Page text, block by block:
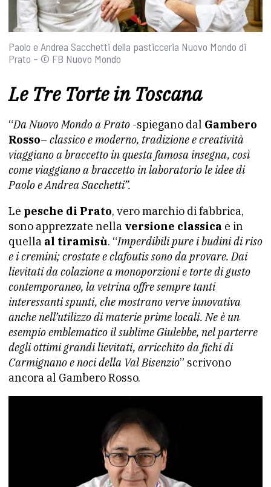
Paolo e Andrea Sacchetti della pasticceria Nuovo Mondo di
Prato – © FB Nuovo Mondo
Le Tre Torte in Toscana
“Da Nuovo Mondo a Prato -spiegano dal Gambero
Rosso– classico e moderno, tradizione e creatività
viaggiano a braccetto in questa famosa insegna, così
come viaggiano a braccetto in laboratorio le idee di
Paolo e Andrea Sacchetti”.
Le pesche di Prato, vero marchio di fabbrica,
sono apprezzate nella versione classica e in
quella al tiramisù. “Imperdibili pure i budini di riso
e i cremini; crostate e clafoutis sono da provare. Dai
lievitati da colazione a monoporzioni e torte di gusto
contemporaneo, la vetrina offre sempre tanti
interessanti spunti, che mostrano verve innovativa
anche nell’utilizzo di materie prime locali. Ne è un
esempio emblematico il sublime Giulebbe, nel parterre
degli ottimi grandi lievitati, arricchito da fichi di
Carmignano e noci della Val Bisenzio” scrivono
ancora al Gambero Rosso.